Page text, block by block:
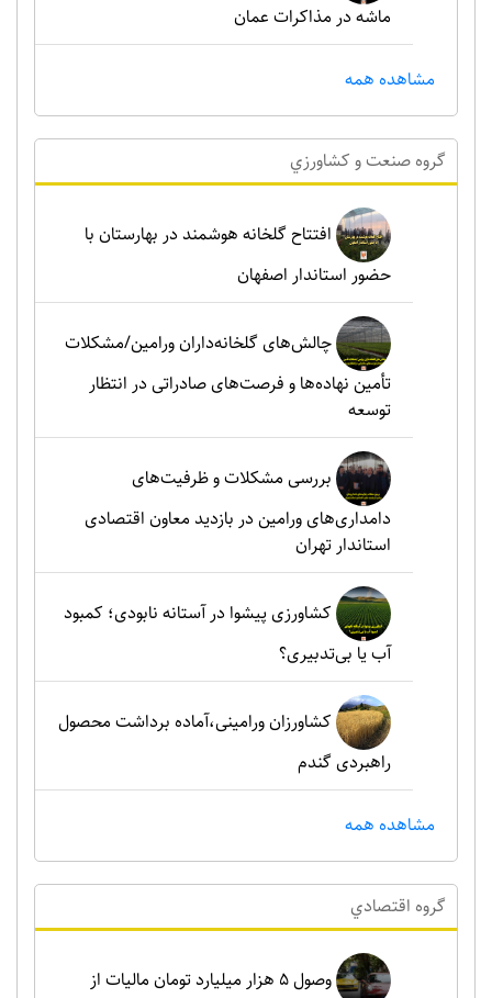
ماشه در مذاکرات عمان
مشاهده همه
گروه صنعت و کشاورزي
افتتاح گلخانه هوشمند در بهارستان با
حضور استاندار اصفهان
چالش‌های گلخانه‌داران ورامین/مشکلات
تأمین نهاده‌ها و فرصت‌های صادراتی در انتظار
توسعه
بررسی مشکلات و ظرفیت‌های
دامداری‌های ورامین در بازدید معاون اقتصادی
استاندار تهران
کشاورزی پیشوا در آستانه نابودی؛ کمبود
آب یا بی‌تدبیری؟
کشاورزان ورامینی،آماده برداشت محصول
راهبردی گندم
مشاهده همه
گروه اقتصادي
وصول ۵ هزار میلیارد تومان مالیات از